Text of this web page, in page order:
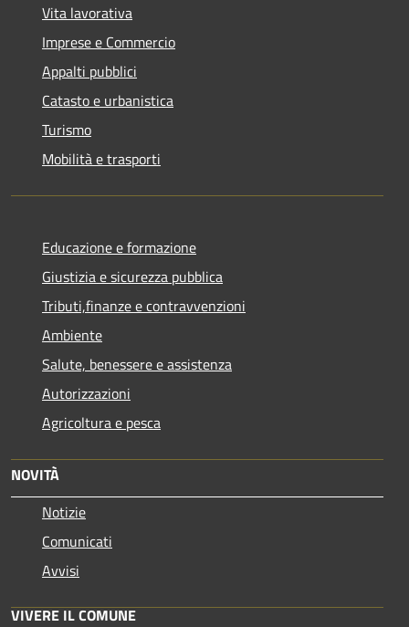
Vita lavorativa
Imprese e Commercio
Appalti pubblici
Catasto e urbanistica
Turismo
Mobilità e trasporti
Educazione e formazione
Giustizia e sicurezza pubblica
Tributi,finanze e contravvenzioni
Ambiente
Salute, benessere e assistenza
Autorizzazioni
Agricoltura e pesca
NOVITÀ
Notizie
Comunicati
Avvisi
VIVERE IL COMUNE